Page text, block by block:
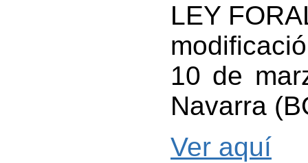
LEY
10 de
Navarra
Ver aquí